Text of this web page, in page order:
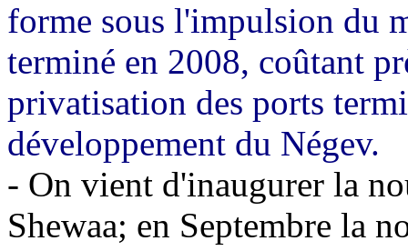
forme sous l'impulsion du
terminé en 2008, coûtant
privatisation des ports
développement du Négev.
- On vient d'inaugurer la
Shewaa; en Septembre la